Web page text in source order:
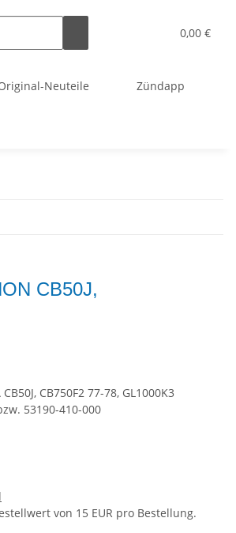
0,00 €
Neuteile Zündapp
CB50J,
CB750F2 77-78, GL1000K3
53190-410-000
von 15 EUR pro Bestellung.